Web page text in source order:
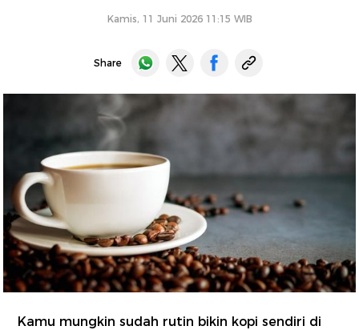
Kamis, 11 Juni 2026 11:15 WIB
Share
Kamu mungkin sudah rutin bikin kopi sendiri di